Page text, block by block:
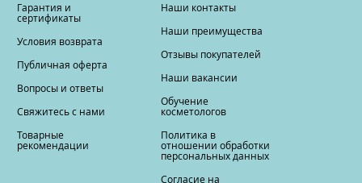
Гарантия и
сертификаты
Условия возврата
Публичная оферта
Вопросы и ответы
Свяжитесь с нами
Товарные
рекомендации
Наши контакты
Наши преимущества
Отзывы покупателей
Наши вакансии
Обучение
косметологов
Политика в
отношении обработки
персональных данных
Согласие на